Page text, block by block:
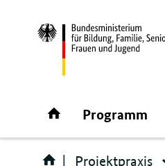
Direktlink:
Startseite
Programm
Projektpraxis